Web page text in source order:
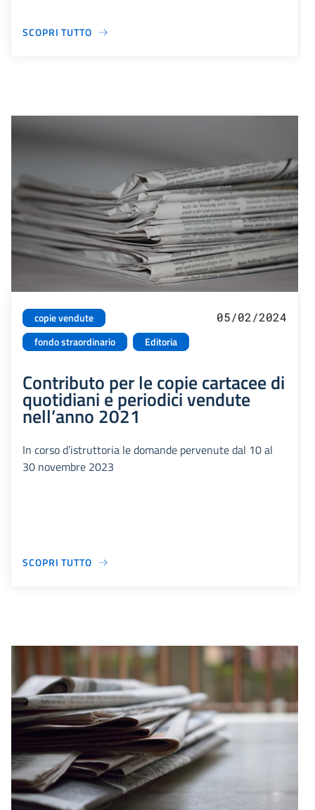
SCOPRI TUTTO
copie vendute
fondo straordinario
Editoria
05/02/2024
Contributo per le copie cartacee di
quotidiani e periodici vendute
nell’anno 2021
In corso d’istruttoria le domande pervenute dal 10 al
30 novembre 2023
SCOPRI TUTTO